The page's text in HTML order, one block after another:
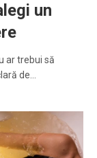
un
ar trebui să
de…